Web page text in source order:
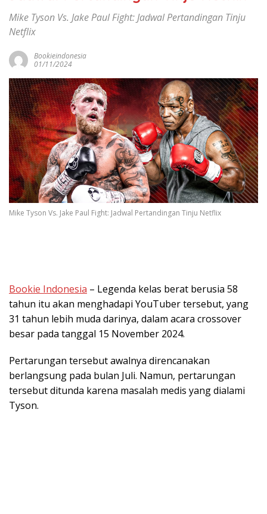
Mike Tyson Vs. Jake Paul Fight: Jadwal Pertandingan Tinju
Netflix
Bookieindonesia
01/11/2024
Mike Tyson Vs. Jake Paul Fight: Jadwal Pertandingan Tinju Netflix
Bookie Indonesia – Legenda kelas berat berusia 58
tahun itu akan menghadapi YouTuber tersebut, yang
31 tahun lebih muda darinya, dalam acara crossover
besar pada tanggal 15 November 2024.
Pertarungan tersebut awalnya direncanakan
berlangsung pada bulan Juli. Namun, pertarungan
tersebut ditunda karena masalah medis yang dialami
Tyson.